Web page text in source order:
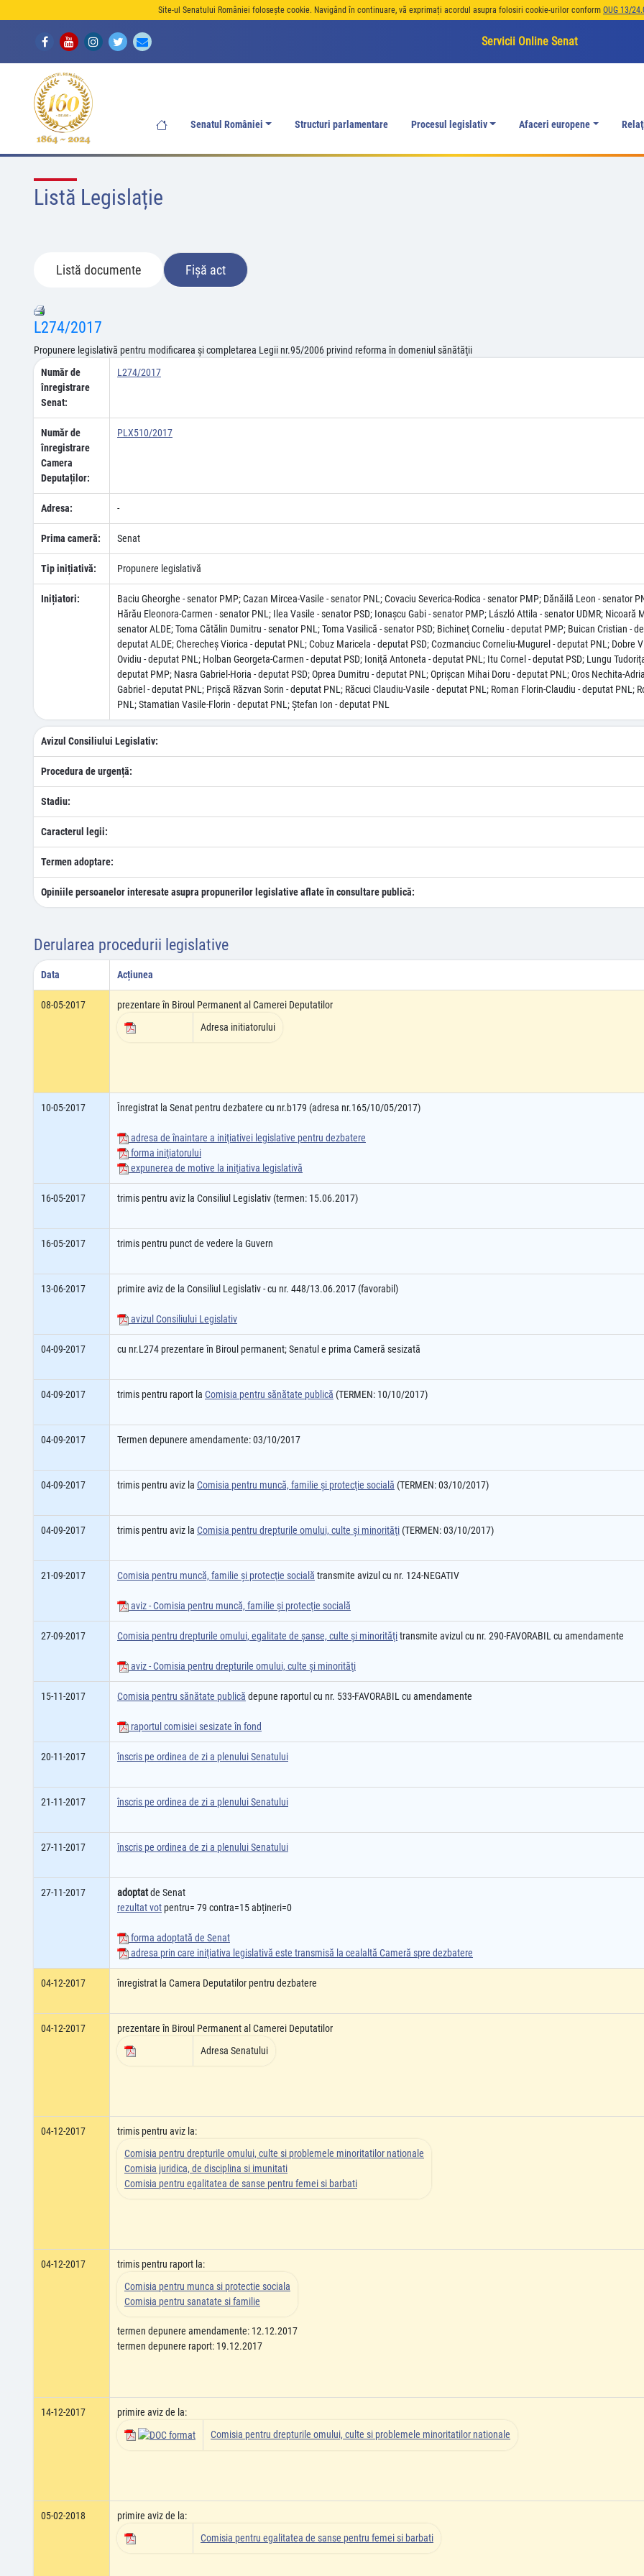
Site-ul Senatului României folosește cookie. Navigând în continuare, vă exprimați acordul asupra folosiri cookie-urilor conform OUG 13/
Servicii Online Senat
Senatul României Structuri parlamentare Procesul legislativ Afaceri europene
Listă Legislație
Listă documente Fișă act
L274/2017
Propunere legislativă pentru modificarea şi completarea Legii nr.95/2006 privind reforma în domeniul sănătăţii
Număr de
înregistrare
Senat:
L274/2017
Număr de
înregistrare
Camera
Deputaților:
PLX510/2017
Adresa: -
Prima cameră: Senat
Tip inițiativă: Propunere legislativă
Inițiatori:
Baciu Gheorghe - senator PMP; Cazan Mircea-Vasile - senator PNL; Covaciu Severica-Rodica - senator PMP; Dănăilă Leon - senator
Hărău Eleonora-Carmen - senator PNL; Ilea Vasile - senator PSD; Ionașcu Gabi - senator PMP; László Attila - senator UDMR;
senator ALDE; Toma Cătălin Dumitru - senator PNL; Toma Vasilică - senator PSD; Bichineţ Corneliu - deputat PMP; Buican Cristian -
deputat ALDE; Cherecheş Viorica - deputat PNL; Cobuz Maricela - deputat PSD; Cozmanciuc Corneliu-Mugurel - deputat PNL;
Ovidiu - deputat PNL; Holban Georgeta-Carmen - deputat PSD; Ioniţă Antoneta - deputat PNL; Itu Cornel - deputat PSD; Lungu
deputat PMP; Nasra Gabriel-Horia - deputat PSD; Oprea Dumitru - deputat PNL; Oprişcan Mihai Doru - deputat PNL; Oros Nechita-
Gabriel - deputat PNL; Prişcă Răzvan Sorin - deputat PNL; Răcuci Claudiu-Vasile - deputat PNL; Roman Florin-Claudiu - deputat
PNL; Stamatian Vasile-Florin - deputat PNL; Ştefan Ion - deputat PNL
Avizul Consiliului Legislativ:
Procedura de urgență:
Stadiu:
Caracterul legii:
Termen adoptare:
Opiniile persoanelor interesate asupra propunerilor legislative aflate în consultare publică:
Derularea procedurii legislative
Data Acțiunea
08-05-2017
prezentare în Biroul Permanent al Camerei Deputatilor
Adresa initiatorului
10-05-2017 Înregistrat la Senat pentru dezbatere cu nr.b179 (adresa nr.165/10/05/2017)
adresa de înaintare a iniţiativei legislative pentru dezbatere
forma iniţiatorului
expunerea de motive la iniţiativa legislativă
16-05-2017 trimis pentru aviz la Consiliul Legislativ (termen: 15.06.2017)
16-05-2017 trimis pentru punct de vedere la Guvern
13-06-2017 primire aviz de la Consiliul Legislativ - cu nr. 448/13.06.2017 (favorabil)
avizul Consiliului Legislativ
04-09-2017 cu nr.L274 prezentare în Biroul permanent; Senatul e prima Cameră sesizată
04-09-2017 trimis pentru raport la Comisia pentru sănătate publică (TERMEN: 10/10/2017)
04-09-2017 Termen depunere amendamente: 03/10/2017
04-09-2017 trimis pentru aviz la Comisia pentru muncă, familie şi protecţie socială (TERMEN: 03/10/2017)
04-09-2017 trimis pentru aviz la Comisia pentru drepturile omului, culte şi minorităţi (TERMEN: 03/10/2017)
21-09-2017 Comisia pentru muncă, familie şi protecţie socială transmite avizul cu nr. 124-NEGATIV
aviz - Comisia pentru muncă, familie şi protecţie socială
27-09-2017 Comisia pentru drepturile omului, egalitate de șanse, culte şi minorităţitransmite avizul cu nr. 290-FAVORABIL cu amendamente
aviz - Comisia pentru drepturile omului, culte şi minorităţi
15-11-2017 Comisia pentru sănătate publică depune raportul cu nr. 533-FAVORABIL cu amendamente
raportul comisiei sesizate în fond
20-11-2017 înscris pe ordinea de zi a plenului Senatului
21-11-2017 înscris pe ordinea de zi a plenului Senatului
27-11-2017 înscris pe ordinea de zi a plenului Senatului
27-11-2017 adoptatde Senat
rezultat vot pentru= 79 contra=15 abțineri=0
forma adoptată de Senat
adresa prin care iniţiativa legislativă este transmisă la cealaltă Cameră spre dezbatere
04-12-2017 înregistrat la Camera Deputatilor pentru dezbatere
04-12-2017
prezentare în Biroul Permanent al Camerei Deputatilor
Adresa Senatului
04-12-2017
trimis pentru aviz la:
Comisia pentru drepturile omului, culte si problemele minoritatilor nationale
Comisia juridica, de disciplina si imunitati
Comisia pentru egalitatea de sanse pentru femei si barbati
04-12-2017
trimis pentru raport la:
Comisia pentru munca si protectie sociala
Comisia pentru sanatate si familie
termen depunere amendamente: 12.12.2017
termen depunere raport: 19.12.2017
14-12-2017
primire aviz de la:
Comisia pentru drepturile omului, culte si problemele minoritatilor nationale
05-02-2018
primire aviz de la:
Comisia pentru egalitatea de sanse pentru femei si barbati